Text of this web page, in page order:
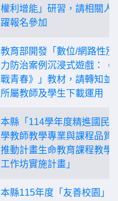
權利增能」研習，請相關人
躍報名參加
教育部開發「數位/網路性別
力防治案例沉浸式遊戲：《
戰青春》」教材，請轉知並
所屬教師及學生下載運用
本縣「114學年度精進國民
學教師教學專業與課程品質
推動計畫生命教育課程教學
工作坊實施計畫」
本縣115年度「友善校園」